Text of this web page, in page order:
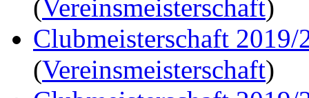
(Vereinsmeisterschaft)
Clubmeisterschaft 2019/
(Vereinsmeisterschaft)